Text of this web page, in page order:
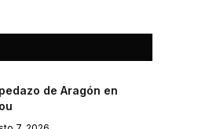
de Aragón en